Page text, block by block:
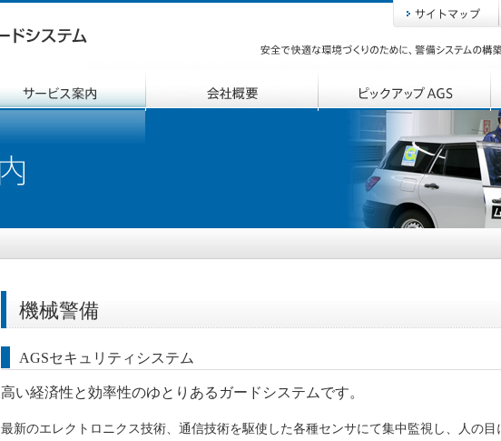
機械警備
AGSセキュリティシステム
高い経済性と効率性のゆとりあるガードシステムです。
最新のエレクトロニクス技術、通信技術を駆使した各種センサにて集中監視し、人の